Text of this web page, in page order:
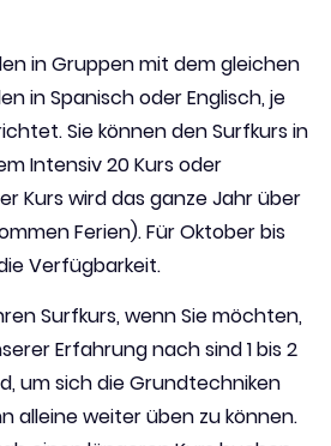
in Gruppen mit dem gleichen
in Spanisch oder Englisch, je
Sie können den Surfkurs in
Intensiv 20 Kurs oder
Kurs wird das ganze Jahr über
Ferien). Für Oktober bis
Verfügbarkeit.
Surfkurs, wenn Sie möchten,
Erfahrung nach sind 1 bis 2
um sich die Grundtechniken
alleine weiter üben zu können.